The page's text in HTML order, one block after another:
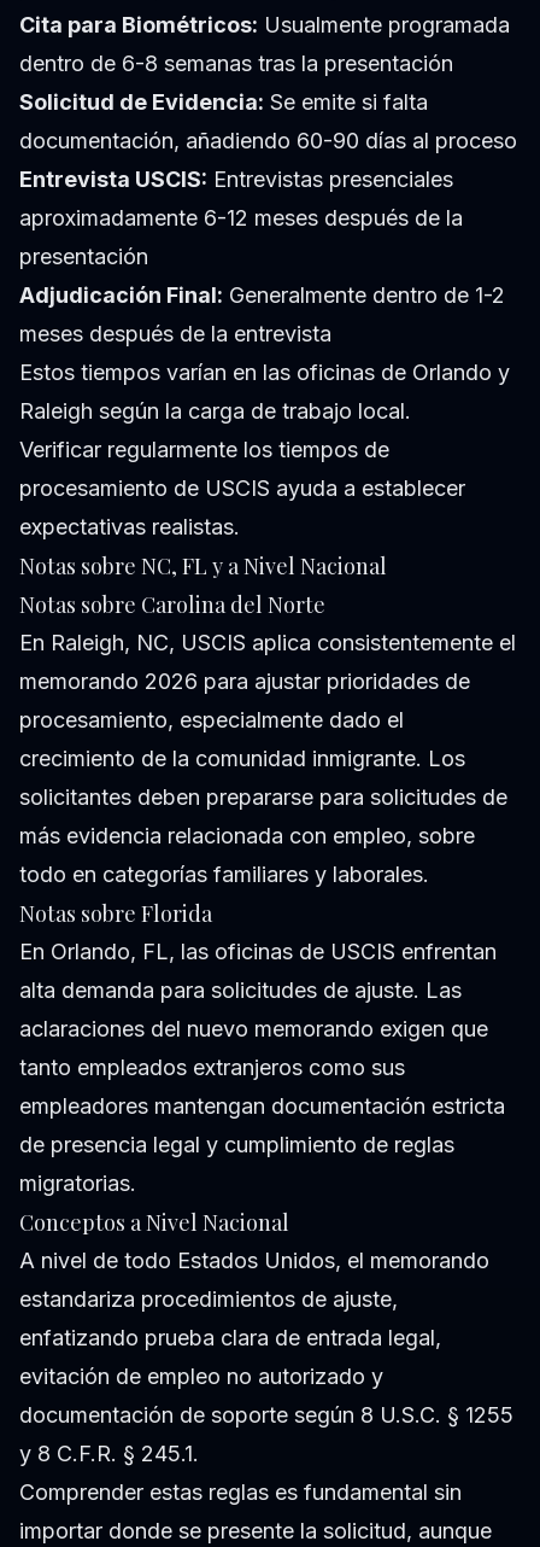
Cita para Biométricos: Usualmente programada
dentro de 6-8 semanas tras la presentación
Solicitud de Evidencia: Se emite si falta
documentación, añadiendo 60-90 días al proceso
Entrevista USCIS: Entrevistas presenciales
aproximadamente 6-12 meses después de la
presentación
Adjudicación Final: Generalmente dentro de 1-2
meses después de la entrevista
Estos tiempos varían en las oficinas de Orlando y
Raleigh según la carga de trabajo local.
Verificar regularmente los tiempos de
procesamiento de USCIS ayuda a establecer
expectativas realistas.
Notas sobre NC, FL y a Nivel Nacional
Notas sobre Carolina del Norte
En Raleigh, NC, USCIS aplica consistentemente el
memorando 2026 para ajustar prioridades de
procesamiento, especialmente dado el
crecimiento de la comunidad inmigrante. Los
solicitantes deben prepararse para solicitudes de
más evidencia relacionada con empleo, sobre
todo en categorías familiares y laborales.
Notas sobre Florida
En Orlando, FL, las oficinas de USCIS enfrentan
alta demanda para solicitudes de ajuste. Las
aclaraciones del nuevo memorando exigen que
tanto empleados extranjeros como sus
empleadores mantengan documentación estricta
de presencia legal y cumplimiento de reglas
migratorias.
Conceptos a Nivel Nacional
A nivel de todo Estados Unidos, el memorando
estandariza procedimientos de ajuste,
enfatizando prueba clara de entrada legal,
evitación de empleo no autorizado y
documentación de soporte según 8 U.S.C. § 1255
y 8 C.F.R. § 245.1.
Comprender estas reglas es fundamental sin
importar donde se presente la solicitud, aunque